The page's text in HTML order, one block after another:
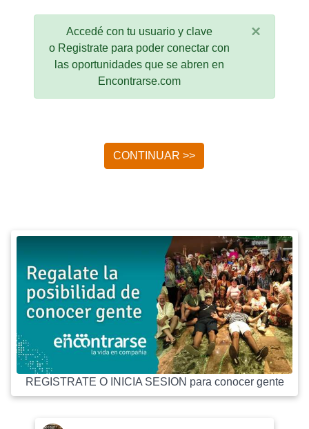
Accedé con tu usuario y clave
o Registrate para poder conectar con
las oportunidades que se abren en
Encontrarse.com
×
CONTINUAR >>
REGISTRATE O INICIA SESION para conocer gente